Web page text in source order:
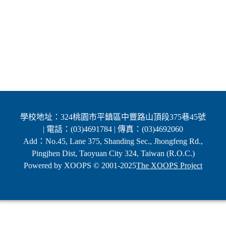
學校地址：324桃園市平鎮區中豐路山頂段375巷45號
| 電話：(03)4691784 | 傳真：(03)4692060
Add：No.45, Lane 375, Shanding Sec., Jhongfeng Rd.,
Pingjhen Dist, Taoyuan City 324, Taiwan (R.O.C.)
Powered by XOOPS © 2001-2025The XOOPS Project